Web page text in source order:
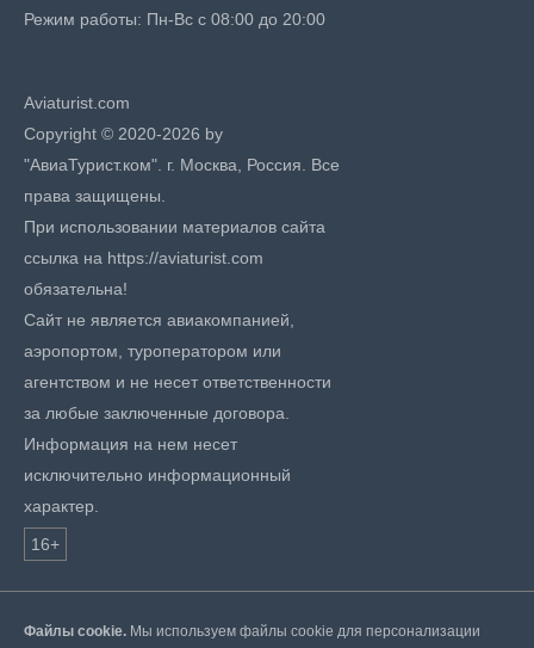
Режим работы: Пн-Вс с 08:00 до 20:00
Aviaturist.com
Copyright © 2020-2026 by
"АвиаТурист.ком". г. Москва, Россия. Все
права защищены.
При использовании материалов сайта
ссылка на https://aviaturist.com
обязательна!
Сайт не является авиакомпанией,
аэропортом, туроператором или
агентством и не несет ответственности
за любые заключенные договора.
Информация на нем несет
исключительно информационный
характер.
16+
Файлы cookie. Мы используем файлы cookie для персонализации